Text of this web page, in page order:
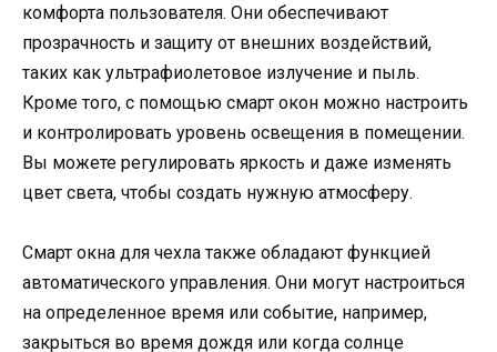
комфорта пользователя. Они обеспечивают
прозрачность и защиту от внешних воздействий,
таких как ультрафиолетовое излучение и пыль.
Кроме того, с помощью смарт окон можно настроить
и контролировать уровень освещения в помещении.
Вы можете регулировать яркость и даже изменять
цвет света, чтобы создать нужную атмосферу.
Смарт окна для чехла также обладают функцией
автоматического управления. Они могут настроиться
на определенное время или событие, например,
закрыться во время дождя или когда солнце